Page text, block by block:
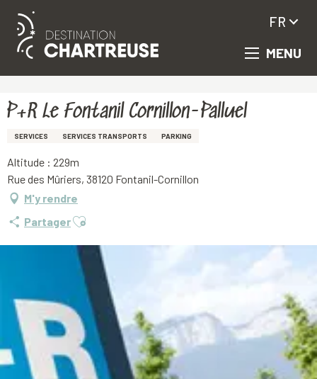
Aller
principal
MENU
FR
P+R Le Fontanil Cornillon-Palluel
SERVICES SERVICES TRANSPORTS PARKING
Altitude : 229m
Rue des Mûriers, 38120 Fontanil-Cornillon
M'y rendre
PartagerAjouter aux favoris